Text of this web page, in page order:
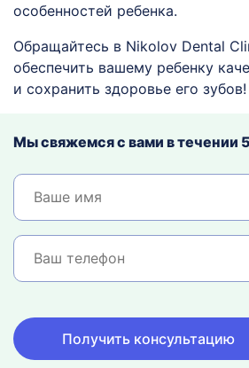
особенностей ребенка.
Обращайтесь в Nikolov Dental
обеспечить вашему ребенку
и сохранить здоровье его зубов!
Мы свяжемся с вами в течении